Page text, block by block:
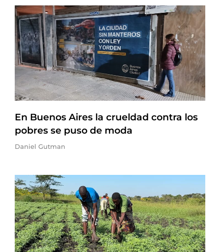
En Buenos Aires la crueldad contra los
pobres se puso de moda
Daniel Gutman